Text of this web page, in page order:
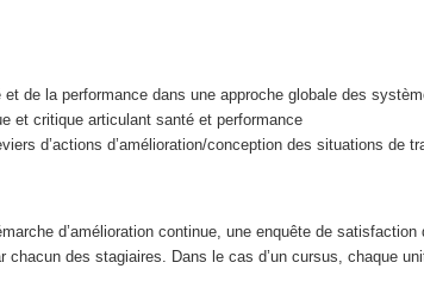
de la performance dans une approche globale des
et critique articulant santé et performance
d’actions d’amélioration/conception des situations de
d’amélioration continue, une enquête de satisfaction
des stagiaires. Dans le cas d’un cursus, chaque